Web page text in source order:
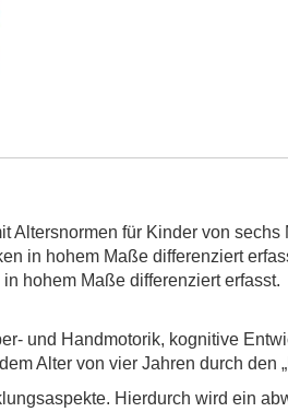
für Kinder von
in hohem Maße differenziert
hohem Maße differenziert erfasst.
und Handmotorik, kognitive
Alter von vier Jahren durch den
Hierdurch wird ein